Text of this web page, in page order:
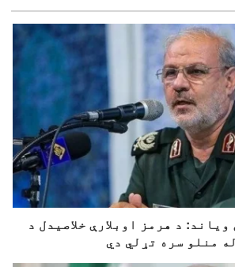
د هرمز اوبلارې خلاصیدل د
منلو سره تړلي دي